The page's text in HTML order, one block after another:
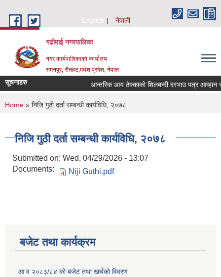
English
नेपाली
गढीमाई नगरपालिका
नगर कार्यपालिकाको कार्यालय
समनपुर, रौतहट,मधेश प्रदेश, नेपाल
सूचनाहरु आन्तरिक आय ठेक्काको शिलबन्दी दरभाउ पत्र आव्हान
You are here
Home » निजि गुठी दर्ता सम्बन्धी कार्यविधि, २०७८
निजि गुठी दर्ता सम्बन्धी कार्यविधि, २०७८
Submitted on: Wed, 04/29/2026 - 13:07
Documents:
Niji Guthi.pdf
बजेट तथा कार्यक्रम
आ व २०८३/८४ को बजेट तथा खर्चको विवरण